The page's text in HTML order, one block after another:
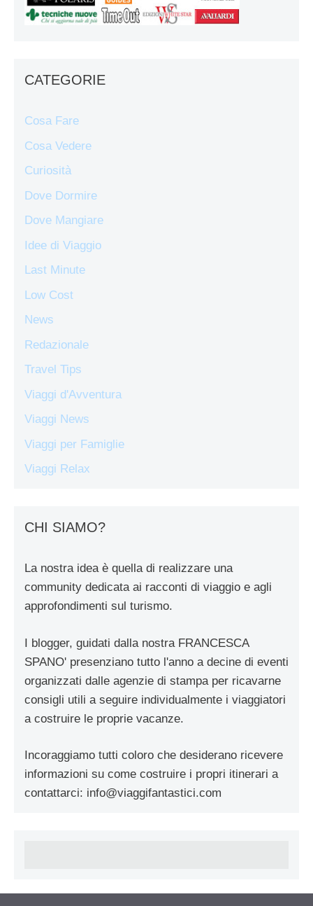
CATEGORIE
Cosa Fare
Cosa Vedere
Curiosità
Dove Dormire
Dove Mangiare
Idee di Viaggio
Last Minute
Low Cost
News
Redazionale
Travel Tips
Viaggi d'Avventura
Viaggi News
Viaggi per Famiglie
Viaggi Relax
CHI SIAMO?
La nostra idea è quella di realizzare una
community dedicata ai racconti di viaggio e agli
approfondimenti sul turismo.
I blogger, guidati dalla nostra FRANCESCA
SPANO' presenziano tutto l'anno a decine di eventi
organizzati dalle agenzie di stampa per ricavarne
consigli utili a seguire individualmente i viaggiatori
a costruire le proprie vacanze.
Incoraggiamo tutti coloro che desiderano ricevere
informazioni su come costruire i propri itinerari a
contattarci: info@viaggifantastici.com